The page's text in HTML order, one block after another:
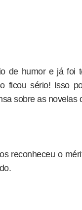
de humor e já foi
ficou sério! Isso
sobre as novelas
reconheceu o